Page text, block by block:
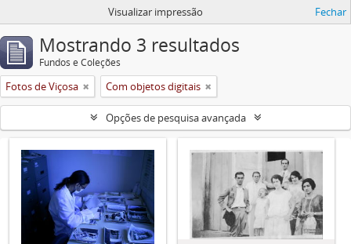
Visualizar impressão Fechar
Mostrando 3 resultados
Fundos e Coleções
Fotos de Viçosa Com objetos digitais
Opções de pesquisa avançada